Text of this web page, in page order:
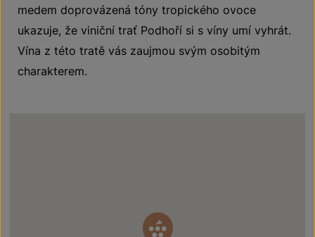
medem doprovázená tóny tropického ovoce
ukazuje, že viniční trať Podhoří si s víny umí vyhrát.
Vína z této tratě vás zaujmou svým osobitým
charakterem.